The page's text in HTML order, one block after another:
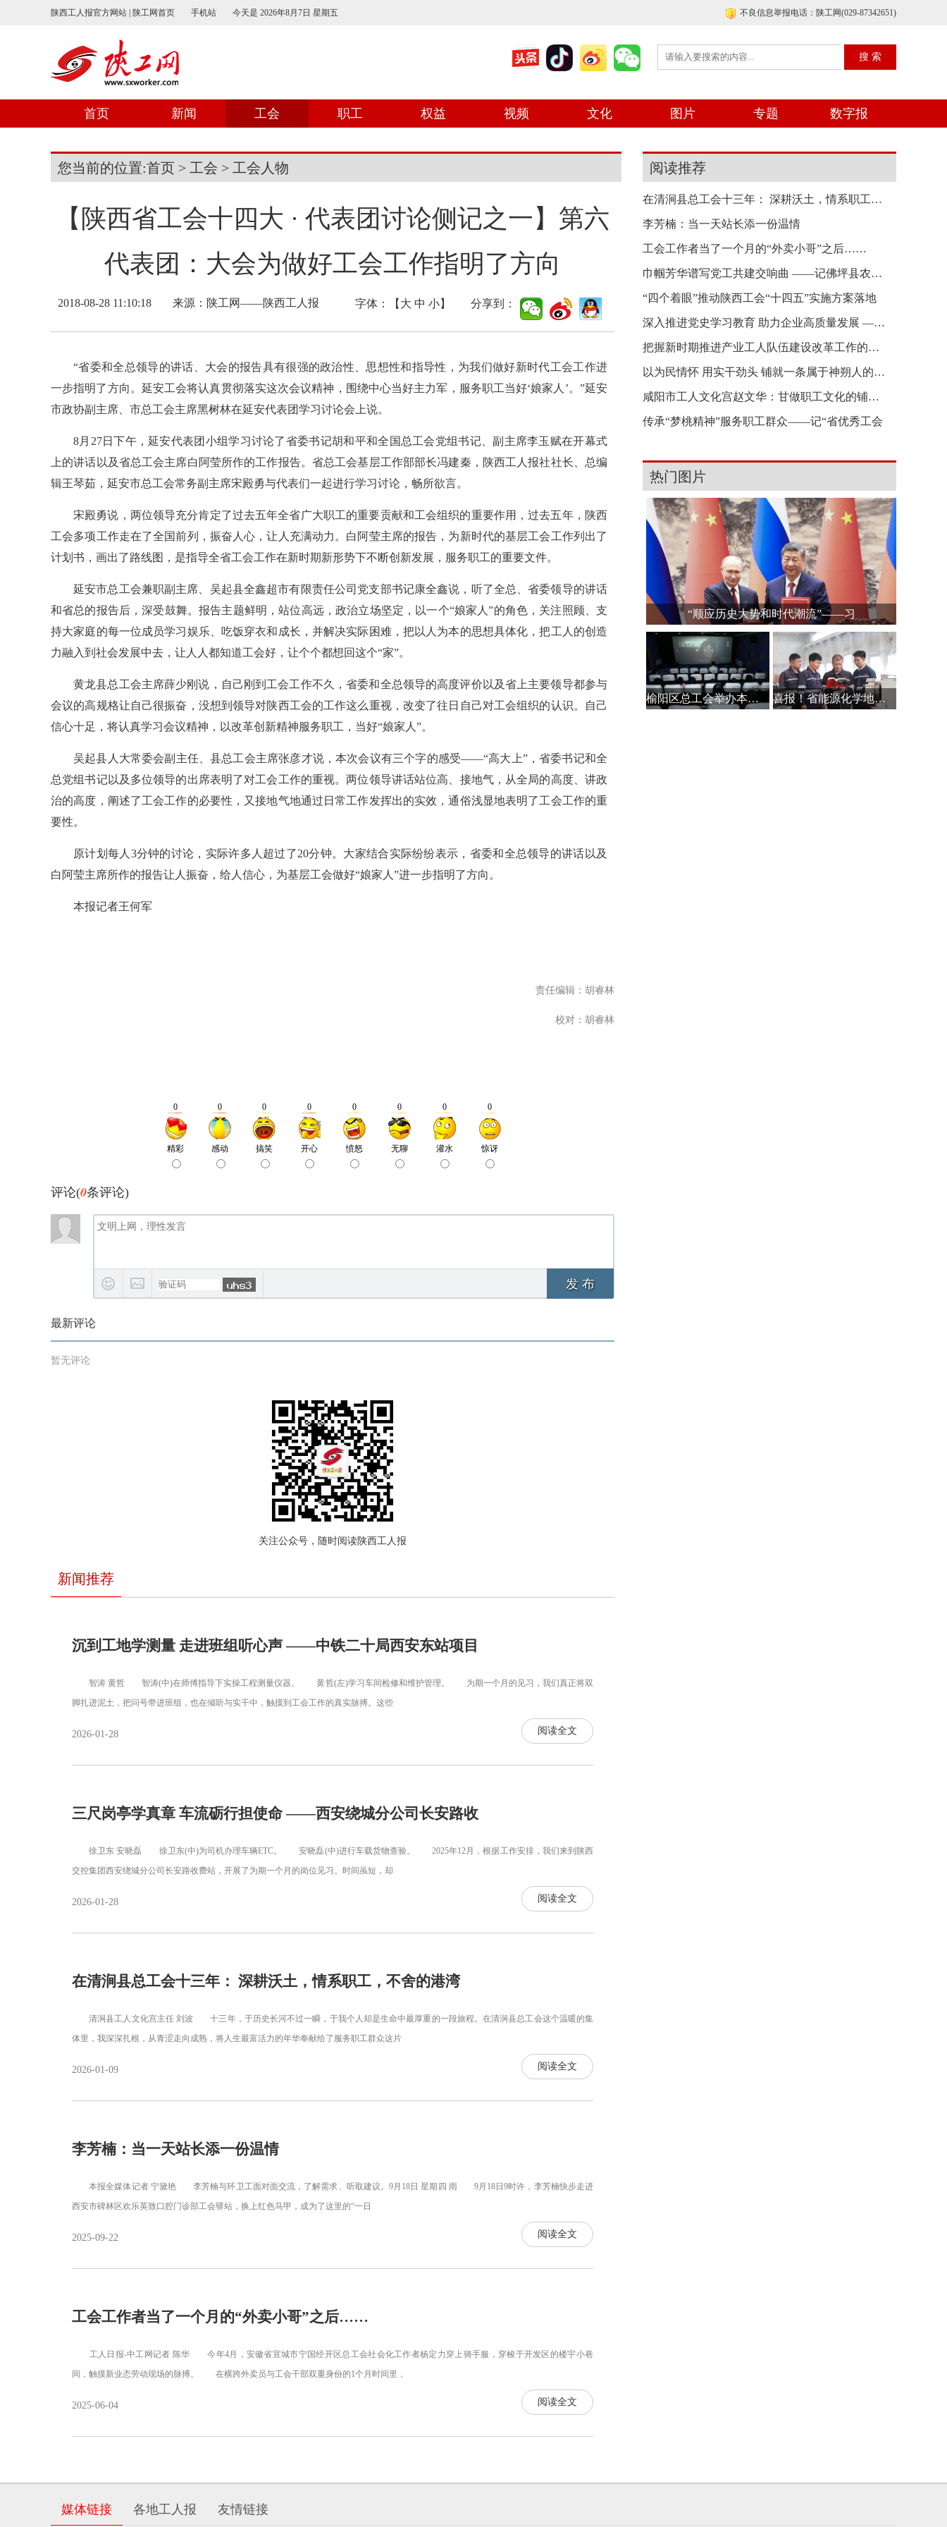
陕西工人报官方网站 | 陕工网首页 手机站 今天是 2026年8月7日 星期五 不良信息举报电话：陕工网(029-87342651)
首页 新闻 工会 职工 权益 视频 文化 图片 专题 数字报
您当前的位置:首页 > 工会 > 工会人物
【陕西省工会十四大 · 代表团讨论侧记之一】第六
代表团：大会为做好工会工作指明了方向
2018-08-28 11:10:18 来源：陕工网——陕西工人报 字体：【 大 中 小】 分享到：
“省委和全总领导的讲话、大会的报告具有很强的政治性、思想性和指导性，为我们做好新时代工会工作进
一步指明了方向。延安工会将认真贯彻落实这次会议精神，围绕中心当好主力军，服务职工当好‘娘家人’。”延安
市政协副主席、市总工会主席黑树林在延安代表团学习讨论会上说。
8月27日下午，延安代表团小组学习讨论了省委书记胡和平和全国总工会党组书记、副主席李玉赋在开幕式
上的讲话以及省总工会主席白阿莹所作的工作报告。省总工会基层工作部部长冯建秦，陕西工人报社社长、总编
辑王琴茹，延安市总工会常务副主席宋殿勇与代表们一起进行学习讨论，畅所欲言。
宋殿勇说，两位领导充分肯定了过去五年全省广大职工的重要贡献和工会组织的重要作用，过去五年，陕西
工会多项工作走在了全国前列，振奋人心，让人充满动力。白阿莹主席的报告，为新时代的基层工会工作列出了
计划书，画出了路线图，是指导全省工会工作在新时期新形势下不断创新发展，服务职工的重要文件。
延安市总工会兼职副主席、吴起县全鑫超市有限责任公司党支部书记康全鑫说，听了全总、省委领导的讲话
和省总的报告后，深受鼓舞。报告主题鲜明，站位高远，政治立场坚定，以一个“娘家人”的角色，关注照顾、支
持大家庭的每一位成员学习娱乐、吃饭穿衣和成长，并解决实际困难，把以人为本的思想具体化，把工人的创造
力融入到社会发展中去，让人人都知道工会好，让个个都想回这个“家”。
黄龙县总工会主席薛少刚说，自己刚到工会工作不久，省委和全总领导的高度评价以及省上主要领导都参与
会议的高规格让自己很振奋，没想到领导对陕西工会的工作这么重视，改变了往日自己对工会组织的认识。自己
信心十足，将认真学习会议精神，以改革创新精神服务职工，当好“娘家人”。
吴起县人大常委会副主任、县总工会主席张彦才说，本次会议有三个字的感受——“高大上”，省委书记和全
总党组书记以及多位领导的出席表明了对工会工作的重视。两位领导讲话站位高、接地气，从全局的高度、讲政
治的高度，阐述了工会工作的必要性，又接地气地通过日常工作发挥出的实效，通俗浅显地表明了工会工作的重
要性。
原计划每人3分钟的讨论，实际许多人超过了20分钟。大家结合实际纷纷表示，省委和全总领导的讲话以及
白阿莹主席所作的报告让人振奋，给人信心，为基层工会做好“娘家人”进一步指明了方向。
本报记者王何军
责任编辑：胡睿林
校对：胡睿林
评论(0条评论)
发 布
最新评论
暂无评论
关注公众号，随时阅读陕西工人报
新闻推荐
沉到工地学测量 走进班组听心声 ——中铁二十局西安东站项目
智涛 黄哲 智涛(中)在师傅指导下实操工程测量仪器。 黄哲(左)学习车间检修和维护管理。 为期一个月的见习，我们真正将双
脚扎进泥土，把问号带进班组，也在倾听与实干中，触摸到工会工作的真实脉搏。这些
2026-01-28 阅读全文
三尺岗亭学真章 车流砺行担使命 ——西安绕城分公司长安路收
徐卫东 安晓磊 徐卫东(中)为司机办理车辆ETC。 安晓磊(中)进行车载货物查验。 2025年12月，根据工作安排，我们来到陕西
交控集团西安绕城分公司长安路收费站，开展了为期一个月的岗位见习。时间虽短，却
2026-01-28 阅读全文
在清涧县总工会十三年： 深耕沃土，情系职工，不舍的港湾
清涧县工人文化宫主任 刘波 十三年，于历史长河不过一瞬，于我个人却是生命中最厚重的一段旅程。在清涧县总工会这个温暖的集
体里，我深深扎根，从青涩走向成熟，将人生最富活力的年华奉献给了服务职工群众这片
2026-01-09 阅读全文
李芳楠：当一天站长添一份温情
本报全媒体记者 宁黛艳 李芳楠与环卫工面对面交流，了解需求、听取建议。9月18日 星期四 雨 9月18日9时许，李芳楠快步走进
西安市碑林区欢乐英致口腔门诊部工会驿站，换上红色马甲，成为了这里的“一日
2025-09-22 阅读全文
工会工作者当了一个月的“外卖小哥”之后……
工人日报-中工网记者 陈华 今年4月，安徽省宣城市宁国经开区总工会社会化工作者杨定力穿上骑手服，穿梭于开发区的楼宇小巷
间，触摸新业态劳动现场的脉搏。 在横跨外卖员与工会干部双重身份的1个月时间里，
2025-06-04 阅读全文
阅读推荐
在清涧县总工会十三年： 深耕沃土，情系职工，不
李芳楠：当一天站长添一份温情
工会工作者当了一个月的“外卖小哥”之后……
巾帼芳华谱写党工共建交响曲 ——记佛坪县农家香
“四个着眼”推动陕西工会“十四五”实施方案落地
深入推进党史学习教育 助力企业高质量发展 ——访
把握新时期推进产业工人队伍建设改革工作的新使命
以为民情怀 用实干劲头 铺就一条属于神朔人的“幸
咸阳市工人文化宫赵文华：甘做职工文化的铺路石
传承“梦桃精神”服务职工群众——记“省优秀工会
热门图片
“顺应历史大势和时代潮流”——习
榆阳区总工会举办本土作家白保林创 喜报！省能源化学地质工会系统主题
媒体链接 各地工人报 友情链接